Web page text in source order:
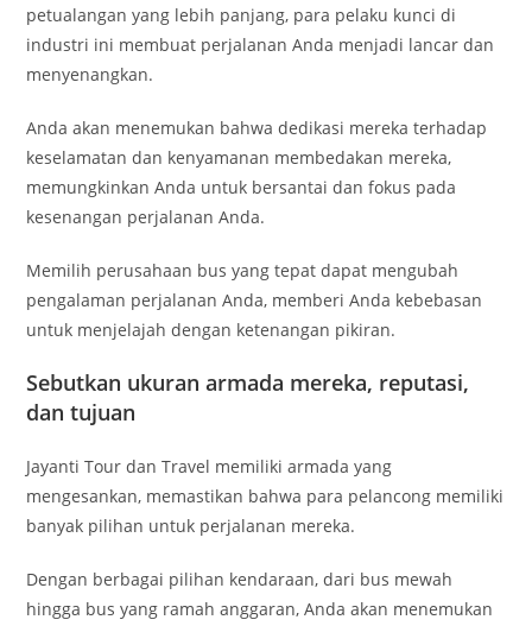
petualangan yang lebih panjang, para pelaku kunci di
industri ini membuat perjalanan Anda menjadi lancar dan
menyenangkan.
Anda akan menemukan bahwa dedikasi mereka terhadap
keselamatan dan kenyamanan membedakan mereka,
memungkinkan Anda untuk bersantai dan fokus pada
kesenangan perjalanan Anda.
Memilih perusahaan bus yang tepat dapat mengubah
pengalaman perjalanan Anda, memberi Anda kebebasan
untuk menjelajah dengan ketenangan pikiran.
Sebutkan ukuran armada mereka, reputasi,
dan tujuan
Jayanti Tour dan Travel memiliki armada yang
mengesankan, memastikan bahwa para pelancong memiliki
banyak pilihan untuk perjalanan mereka.
Dengan berbagai pilihan kendaraan, dari bus mewah
hingga bus yang ramah anggaran, Anda akan menemukan